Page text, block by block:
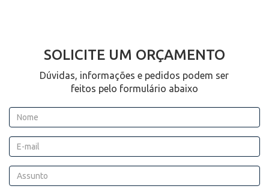
SOLICITE UM ORÇAMENTO
Dúvidas, informações e pedidos podem ser
feitos pelo formulário abaixo